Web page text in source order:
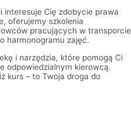
interesuje Cię zdobycie prawa
oferujemy szkolenia
pracujących w transporcie
harmonogramu zajęć.
i narzędzia, które pomogą Ci
odpowiedzialnym kierowcą.
kurs – to Twoja droga do